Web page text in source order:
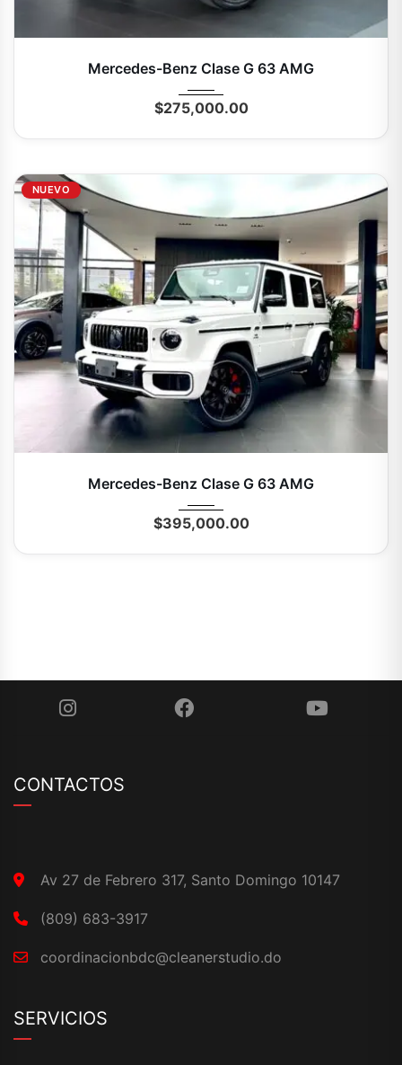
Mercedes-Benz Clase G 63 AMG
$275,000.00
NUEVO
Mercedes-Benz Clase G 63 AMG
$395,000.00
CONTACTOS
Av 27 de Febrero 317, Santo Domingo 10147
(809) 683-3917
coordinacionbdc@cleanerstudio.do
SERVICIOS